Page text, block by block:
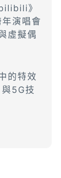
》
演唱會
虛擬偶
的特效
5G技